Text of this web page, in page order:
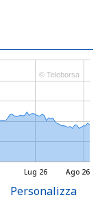
Lug 26 Ago 26
© Teleborsa
Personalizza